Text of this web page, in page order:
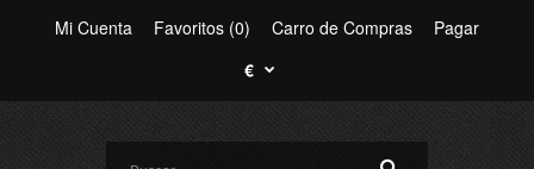
Mi Cuenta Favoritos (0) Carro de Compras
Pagar
€